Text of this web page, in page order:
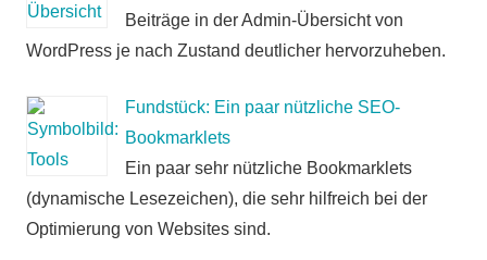
Beiträge in der Admin-Übersicht von
WordPress je nach Zustand deutlicher hervorzuheben.
Fundstück: Ein paar nützliche SEO-
Bookmarklets
Ein paar sehr nützliche Bookmarklets
(dynamische Lesezeichen), die sehr hilfreich bei der
Optimierung von Websites sind.